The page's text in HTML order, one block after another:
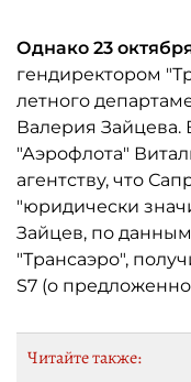
Однако 23
гендиректором
летного
Валерия Зайцева.
"Аэрофлота"
агентству, что
"юридически
Зайцев, по данным
"Трансаэро",
S7 (о
Читайте также: